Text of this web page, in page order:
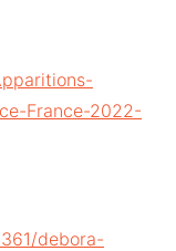
France-2022-
debora-